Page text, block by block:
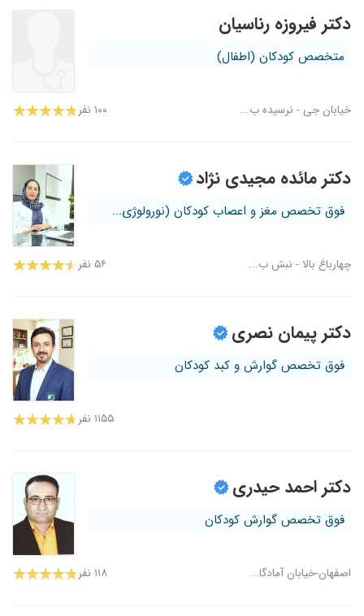
دکتر فیروزه رناسیان
متخصص کودکان (اطفال)
خیابان جی - نرسیده ب... ۱۰۰ نفر
دکتر مائده مجیدی نژاد
فوق تخصص مغز و اعصاب کودکان (نورولوژی...
چهارباغ بالا - نبش ب... ۵۶ نفر
دکتر پیمان نصری
فوق تخصص گوارش و کبد کودکان
۱۱۵۵ نفر
دکتر احمد حیدری
فوق تخصص گوارش کودکان
اصفهان-خیابان آمادگا... ۱۱۸ نفر